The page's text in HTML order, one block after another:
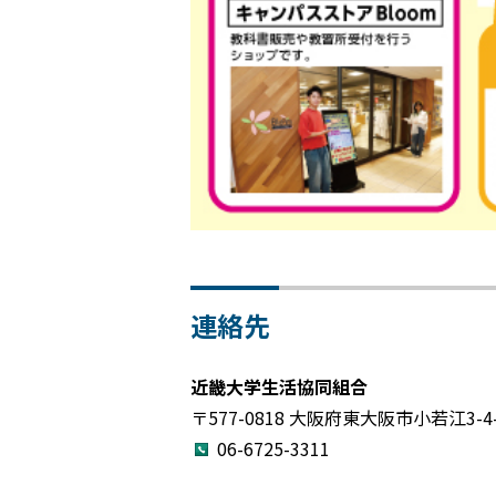
連絡先
近畿大学生活協同組合
〒577-0818 大阪府東大阪市小若江3-
06-6725-3311